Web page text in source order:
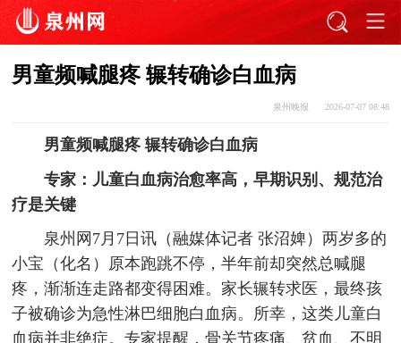
男童频喊腿疼 辗转确诊白血病
泉州晚报 2026-07-07 08:48
男童频喊腿疼 辗转确诊白血病
专家：儿童白血病治愈率高，早期识别、规范治
疗是关键
泉州网7月7日讯（融媒体记者 张沼婢）两岁多的
小宝（化名）原本跑跳不停，半年前却突然总喊腿
疼，渐渐连走路都变得困难。家长辗转求医，最终孩
子被确诊为急性淋巴细胞白血病。所幸，这类儿童白
血病并非绝症。专家提醒，骨关节疼痛、贫血、不明